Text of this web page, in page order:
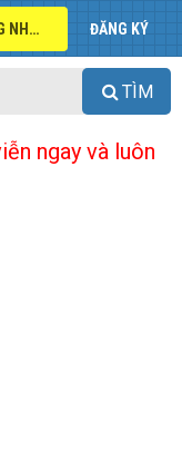
ĐĂNG NHẬP ĐĂNG KÝ
TÌM
ngay và luôn